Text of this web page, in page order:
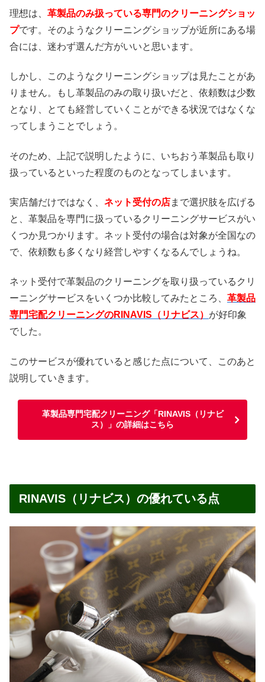
理想は、 革製品のみ扱っている専門のクリーニングショッ
プです。そのようなクリーニングショップが近所にある場
合には、迷わず選んだ方がいいと思います。
しかし、このようなクリーニングショップは見たことがあ
りません。もし革製品のみの取り扱いだと、依頼数は少数
となり、とても経営していくことができる状況ではなくな
ってしまうことでしょう。
そのため、上記で説明したように、いちおう革製品も取り
扱っているといった程度のものとなってしまいます。
実店舗だけではなく、 ネット受付の店まで選択肢を広げる
と、革製品を専門に扱っているクリーニングサービスがい
くつか見つかります。ネット受付の場合は対象が全国なの
で、依頼数も多くなり経営しやすくなるんでしょうね。
ネット受付で革製品のクリーニングを取り扱っているクリ
ーニングサービスをいくつか比較してみたところ、 革製品
専門宅配クリーニングのRINAVIS（リナビス） が好印象
でした。
このサービスが優れていると感じた点について、このあと
説明していきます。
革製品専門宅配クリーニング「RINAVIS（リナビ
ス）」の詳細はこちら
RINAVIS（リナビス）の優れている点